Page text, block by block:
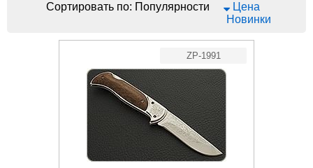
Сортировать по: Популярности
Цена
Новинки
ZP-1991